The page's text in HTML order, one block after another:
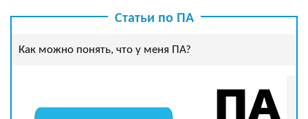
Статьи по ПА
Как можно понять, что у меня ПА?